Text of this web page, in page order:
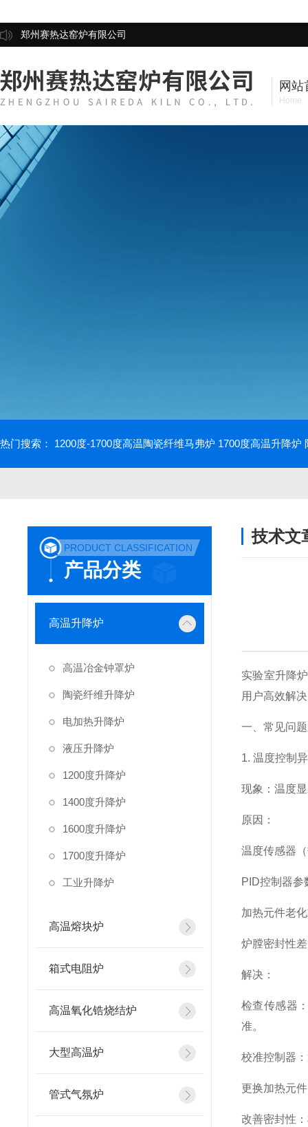
郑州赛热达窑炉有限公司
网站
Home
热门搜索： 1200度-1700度高温陶瓷纤维马弗炉 1700度高温升降炉
PRODUCT CLASSIFICATION
产品分类
高温升降炉
高温冶金钟罩炉
陶瓷纤维升降炉
电加热升降炉
液压升降炉
1200度升降炉
1400度升降炉
1600度升降炉
1700度升降炉
工业升降炉
高温熔块炉
箱式电阻炉
高温氧化锆烧结炉
大型高温炉
管式气氛炉
技术文
实验室升降
用户高效解
一、常见问
1. 温度控制
现象：温度
原因：
温度传感器
PID控制器
加热元件老
炉膛密封性
解决：
检查传感器
准。
校准控制器
更换加热元
改善密封性